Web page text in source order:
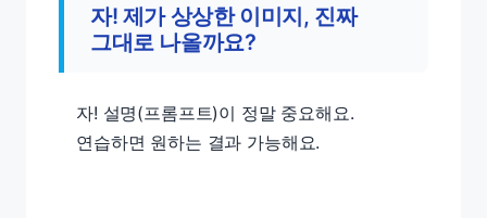
자! 제가 상상한 이미지, 진짜
그대로 나올까요?
자! 설명(프롬프트)이 정말 중요해요.
연습하면 원하는 결과 가능해요.